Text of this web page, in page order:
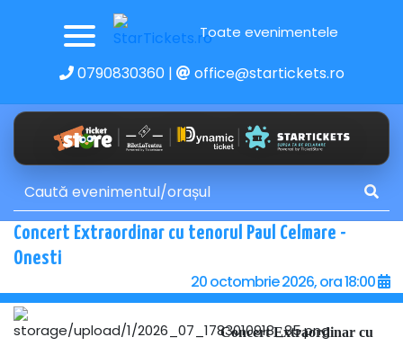
Toate evenimentele
0790830360| office@startickets.ro
Concert Extraordinar cu tenorul Paul Celmare -
Onesti
20 octombrie 2026, ora 18:00
Concert Extraordinar cu